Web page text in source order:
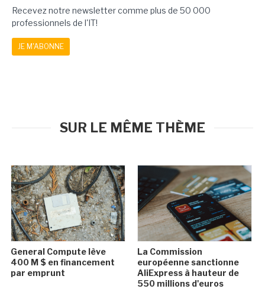
Recevez notre newsletter comme plus de 50 000
professionnels de l'IT!
JE M'ABONNE
SUR LE MÊME THÈME
General Compute lève
400 M $ en financement
par emprunt
La Commission
européenne sanctionne
AliExpress à hauteur de
550 millions d'euros